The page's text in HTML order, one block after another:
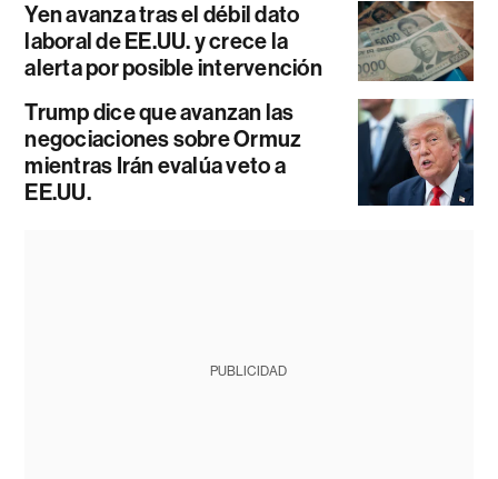
Yen avanza tras el débil dato
laboral de EE.UU. y crece la
alerta por posible intervención
Trump dice que avanzan las
negociaciones sobre Ormuz
mientras Irán evalúa veto a
EE.UU.
PUBLICIDAD